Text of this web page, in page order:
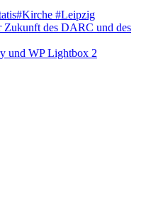
#Leipzig
Zukunft des DARC und des
und WP Lightbox 2